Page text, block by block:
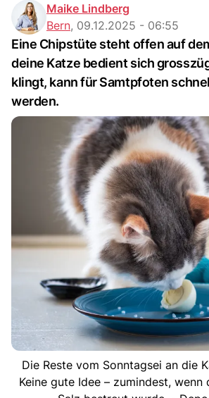
Maike Lindberg
Bern, 09.12.2025 - 06:55
Eine Chipstüte steht offen auf
deine Katze bedient sich
klingt, kann für Samtpfoten
werden.
Die Reste vom Sonntagsei an die
Keine gute Idee – zumindest, wenn